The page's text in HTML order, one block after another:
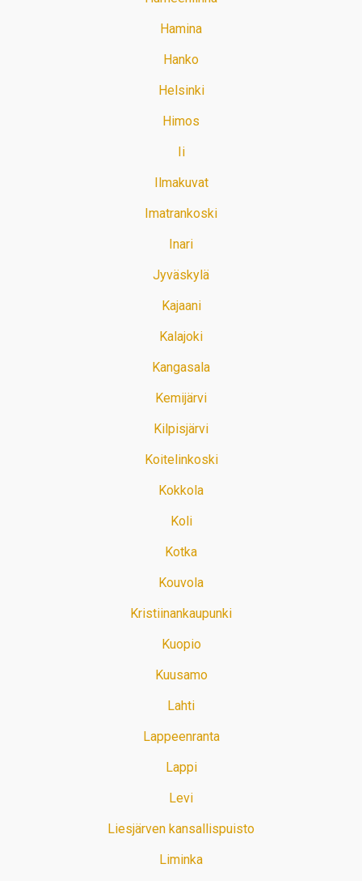
Hamina
Hanko
Helsinki
Himos
Ii
Ilmakuvat
Imatrankoski
Inari
Jyväskylä
Kajaani
Kalajoki
Kangasala
Kemijärvi
Kilpisjärvi
Koitelinkoski
Kokkola
Koli
Kotka
Kouvola
Kristiinankaupunki
Kuopio
Kuusamo
Lahti
Lappeenranta
Lappi
Levi
Liesjärven kansallispuisto
Liminka